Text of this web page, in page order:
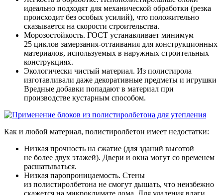
идеально подходят для механической обработки (резка
происходит без особых усилий), что положительно
сказывается на скорости строительства.
Морозостойкость. ГОСТ устанавливает минимум
25 циклов замерзания-оттаивания для конструкционных
материалов, используемых в наружных строительных
конструкциях.
Экологически чистый материал. Из полистирола
изготавливали даже декоративные предметы и игрушки
Вредные добавки попадают в материал при
производстве кустарным способом.
Как и любой материал, полистиролбетон имеет недостатки:
Низкая прочность на сжатие (для зданий высотой
не более двух этажей). Двери и окна могут со временем
расшатываться.
Низкая паропроницаемость. Стены
из полистиролбетона не смогут дышать, что неизбежно